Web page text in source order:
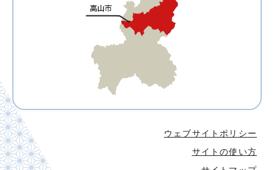
ウェブサイトポリシー
サイトの使い方